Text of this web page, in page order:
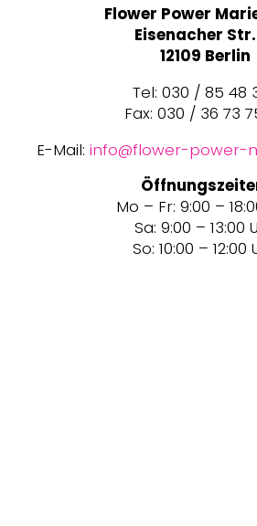
Flower Power
Eisenacher Str.
12109 Berlin
Tel: 030 / 85 48
Fax: 030 / 36 73
E-Mail: info@flower-power-
Mo – Fr: 9:00 –
Sa: 9:00 – 13:00
So: 10:00 – 12:00